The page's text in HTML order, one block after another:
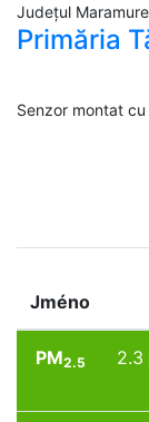
Județul
Primăria
Senzor montat
Jméno
PM2.5 2.3